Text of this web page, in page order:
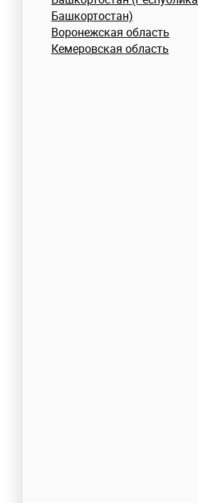
Башкортостан)
Воронежская область
Кемеровская область